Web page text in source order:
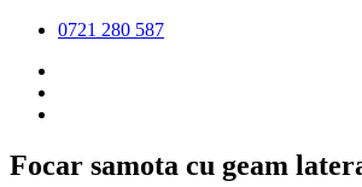
0721 280 587
Focar samota cu geam